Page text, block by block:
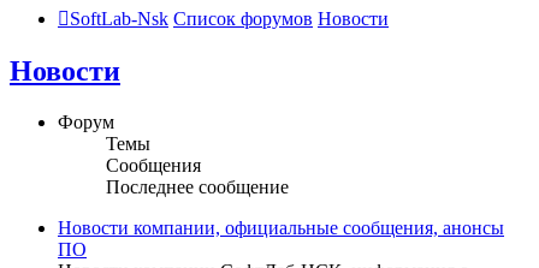
SoftLab-Nsk Список форумов Новости
Новости
Форум
Темы
Сообщения
Последнее сообщение
Новости компании, официальные сообщения, анонсы
ПО